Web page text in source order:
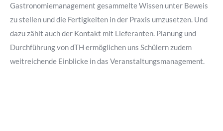
Gastronomiemanagement gesammelte Wissen unter Beweis
zu stellen und die Fertigkeiten in der Praxis umzusetzen. Und
dazu zählt auch der Kontakt mit Lieferanten. Planung und
Durchführung von dTH ermöglichen uns Schülern zudem
weitreichende Einblicke in das Veranstaltungsmanagement.